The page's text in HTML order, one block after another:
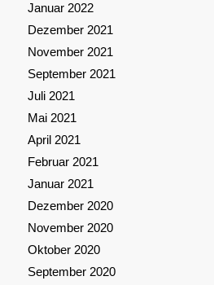
Januar 2022
Dezember 2021
November 2021
September 2021
Juli 2021
Mai 2021
April 2021
Februar 2021
Januar 2021
Dezember 2020
November 2020
Oktober 2020
September 2020